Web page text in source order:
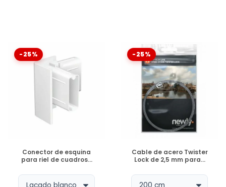
-25%
DISPONIBLE
Conector de esquina
para riel de cuadros...
-25%
DISPONIBLE
Cable de acero Twister
Lock de 2,5 mm para...